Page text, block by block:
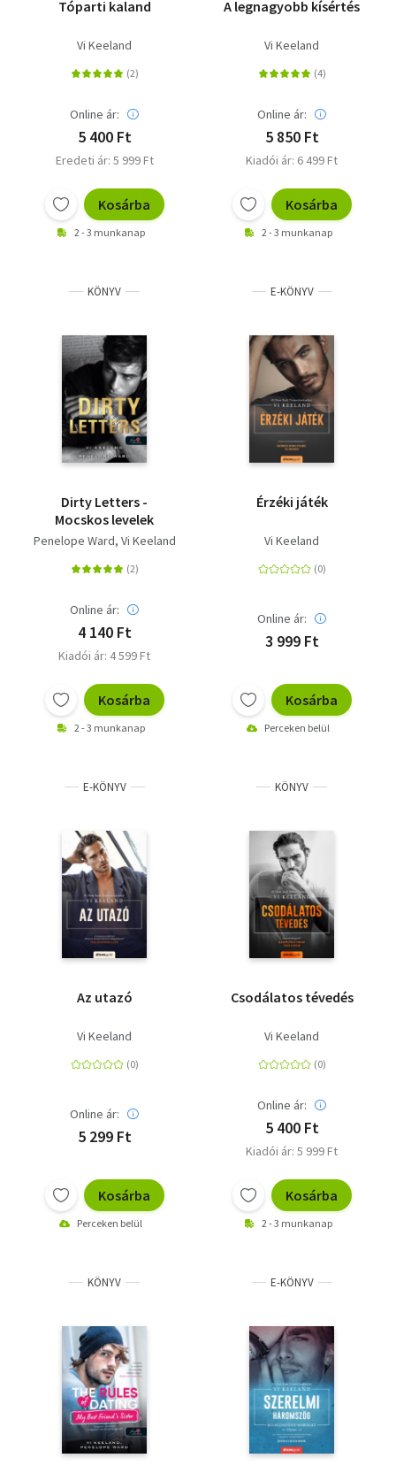
Tóparti kaland
Vi Keeland
Online ár:
5 400 Ft
Eredeti ár: 5 999 Ft
Kosárba
2 - 3 munkanap
A legnagyobb kísértés
Vi Keeland
Online ár:
5 850 Ft
Kiadói ár: 6 499 Ft
Kosárba
2 - 3 munkanap
KÖNYV
Dirty Letters -
Mocskos levelek
Penelope Ward Vi Keeland
Online ár:
4 140 Ft
Kiadói ár: 4 599 Ft
Kosárba
2 - 3 munkanap
E-KÖNYV
Érzéki játék
Vi Keeland
Online ár:
3 999 Ft
Kosárba
Perceken belül
E-KÖNYV
Az utazó
Vi Keeland
Online ár:
5 299 Ft
Kosárba
Perceken belül
KÖNYV
Csodálatos tévedés
Vi Keeland
Online ár:
5 400 Ft
Kiadói ár: 5 999 Ft
Kosárba
2 - 3 munkanap
KÖNYV E-KÖNYV